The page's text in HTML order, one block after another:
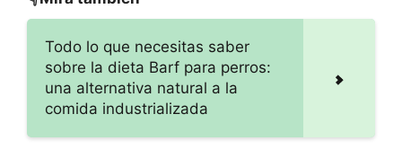
Todo lo que necesitas saber
sobre la dieta Barf para perros:
una alternativa natural a la
comida industrializada